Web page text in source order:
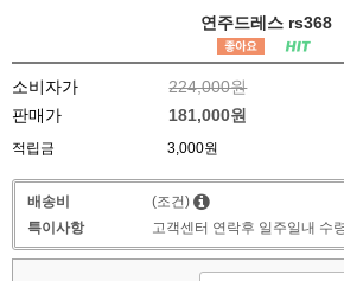
연주드레스 rs368
소비자가
224,000원
판매가
181,000원
적립금 3,000원
배송비
(조건)
특이사항
고객센터 연락후 일주일내 수